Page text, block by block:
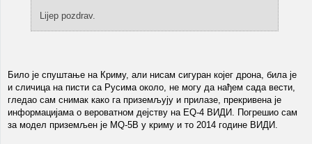
Lijep pozdrav.
Било је спуштање на Криму, али нисам сигуран којег дрона, била је
и сличица на писти са Русима около, не могу да нађем сада вести,
гледао сам снимак како га приземљују и прилазе, прекривена је
информацијама о вероватном дејству на EQ-4 ВИДИ. Погрешио сам
за модел приземљен је MQ-5B у криму и то 2014 године ВИДИ.